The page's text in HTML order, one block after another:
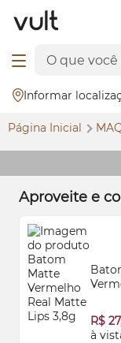
Informar
Página Inicial
Aproveite e
R$
à